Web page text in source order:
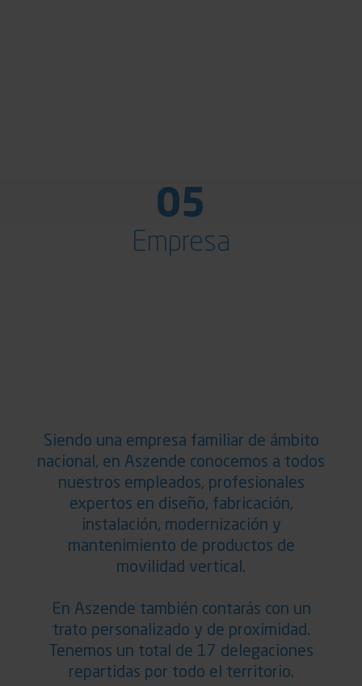
05
Empresa
Siendo una empresa familiar de ámbito
nacional, en Aszende conocemos a todos
nuestros empleados, profesionales
expertos en diseño, fabricación,
instalación, modernización y
mantenimiento de productos de
movilidad vertical.
En Aszende también contarás con un
trato personalizado y de proximidad.
Tenemos un total de 17 delegaciones
repartidas por todo el territorio.